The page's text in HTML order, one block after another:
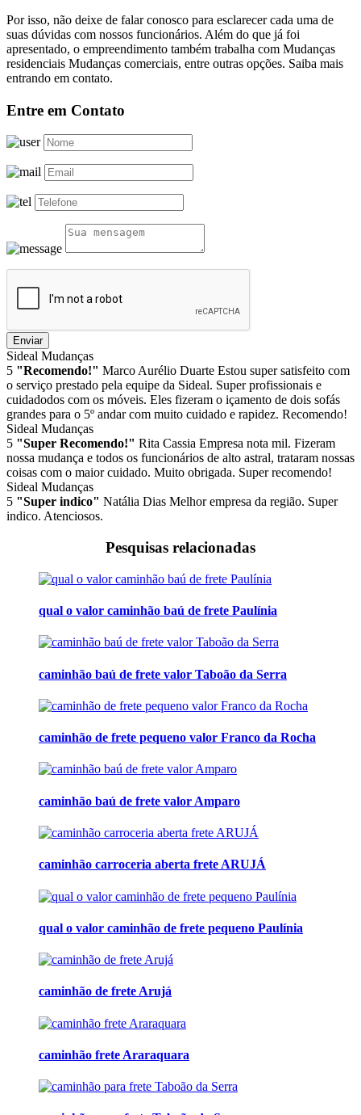
Por isso, não deixe de falar conosco para esclarecer cada uma de
suas dúvidas com nossos funcionários. Além do que já foi
apresentado, o empreendimento também trabalha com Mudanças
residenciais Mudanças comerciais, entre outras opções. Saiba mais
entrando em contato.
Entre em Contato
Enviar
Sideal Mudanças
5 "Recomendo!" Marco Aurélio Duarte Estou super satisfeito com
o serviço prestado pela equipe da Sideal. Super profissionais e
cuidadodos com os móveis. Eles fizeram o içamento de dois sofás
grandes para o 5º andar com muito cuidado e rapidez. Recomendo!
Sideal Mudanças
5 "Super Recomendo!" Rita Cassia Empresa nota mil. Fizeram
nossa mudança e todos os funcionários de alto astral, trataram nossas
coisas com o maior cuidado. Muito obrigada. Super recomendo!
Sideal Mudanças
5 "Super indico" Natália Dias Melhor empresa da região. Super
indico. Atenciosos.
Pesquisas relacionadas
qual o valor caminhão baú de frete Paulínia
caminhão baú de frete valor Taboão da Serra
caminhão de frete pequeno valor Franco da Rocha
caminhão baú de frete valor Amparo
caminhão carroceria aberta frete ARUJÁ
qual o valor caminhão de frete pequeno Paulínia
caminhão de frete Arujá
caminhão frete Araraquara